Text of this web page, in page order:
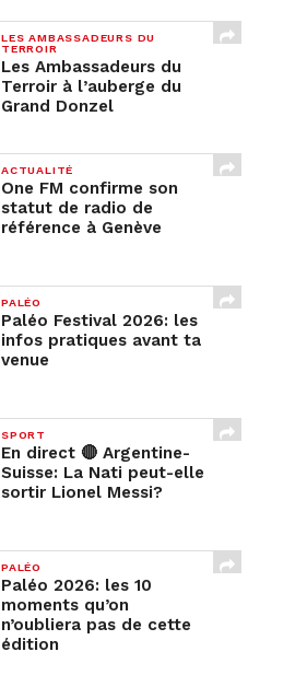
LES AMBASSADEURS DU
TERROIR
Les Ambassadeurs du
Terroir à l’auberge du
Grand Donzel
ACTUALITÉ
One FM confirme son
statut de radio de
référence à Genève
PALÉO
Paléo Festival 2026: les
infos pratiques avant ta
venue
SPORT
En direct 🔴 Argentine-
Suisse: La Nati peut-elle
sortir Lionel Messi?
PALÉO
Paléo 2026: les 10
moments qu’on
n’oubliera pas de cette
édition